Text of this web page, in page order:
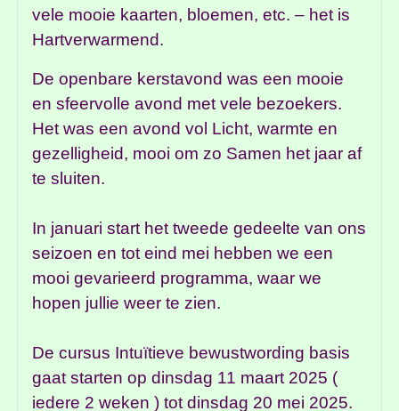
vele mooie kaarten, bloemen, etc. – het is
Hartverwarmend.
De openbare kerstavond was een mooie
en sfeervolle avond met vele bezoekers.
Het was een avond vol Licht, warmte en
gezelligheid, mooi om zo Samen het jaar af
te sluiten.
In januari start het tweede gedeelte van ons
seizoen en tot eind mei hebben we een
mooi gevarieerd programma, waar we
hopen jullie weer te zien.
De cursus Intuïtieve bewustwording basis
gaat starten op dinsdag 11 maart 2025 (
iedere 2 weken ) tot dinsdag 20 mei 2025.